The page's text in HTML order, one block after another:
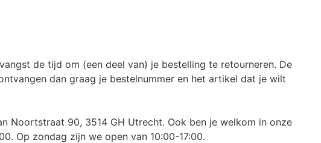
de tijd om (een deel van) je bestelling te retourneren. De
dan graag je bestelnummer en het artikel dat je wilt
Noortstraat 90, 3514 GH Utrecht. Ook ben je welkom in onze
Op zondag zijn we open van 10:00-17:00.